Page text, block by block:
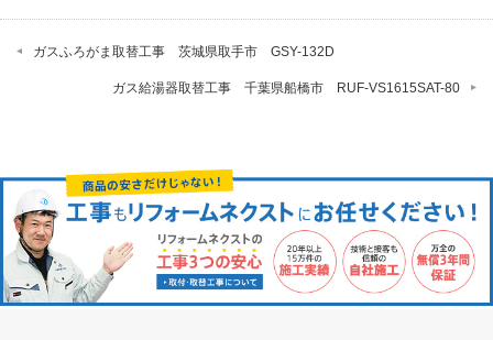
ガスふろがま取替工事 茨城県取手市 GSY-132D
ガス給湯器取替工事 千葉県船橋市 RUF-VS1615SAT-80